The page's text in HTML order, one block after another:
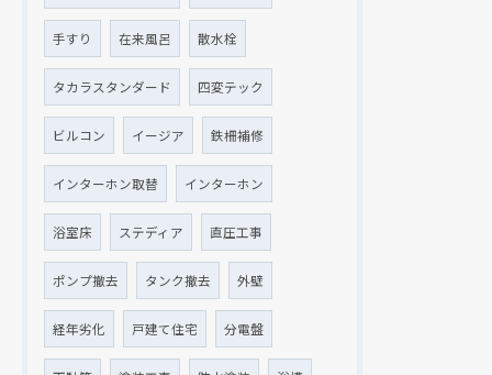
手すり 在来風呂 散水栓
タカラスタンダード 四変テック
ビルコン イージア 鉄柵補修
インターホン取替 インターホン
浴室床 ステディア 直圧工事
ポンプ撤去 タンク撤去 外壁
経年劣化 戸建て住宅 分電盤